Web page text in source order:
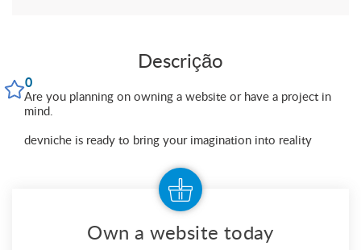
0
Descrição
Are you planning on owning a website or have a project in
mind.
devniche is ready to bring your imagination into reality
Own a website today